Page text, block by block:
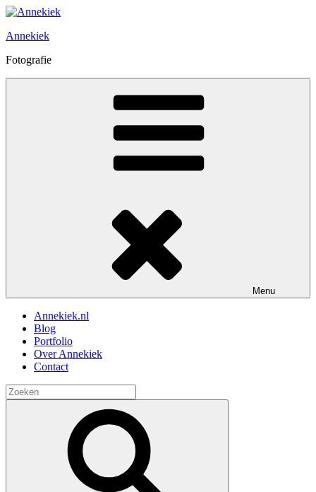
Ga
de
Annekiek
Fotografie
Menu
Annekiek.nl
Blog
Portfolio
Over Annekiek
Contact
Zoeken
naar: